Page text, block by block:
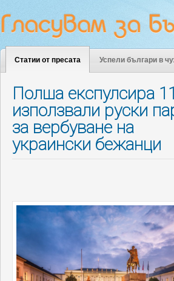
Статии от пресата Успели българи в
Полша експулсира
използвали руски
за вербуване на
украински бежанци